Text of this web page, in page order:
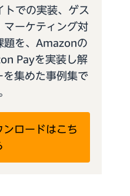
トでの実装、ゲス
マーケティング対
題を、Amazonの
Payを実装し解
集めた事例集で
ロードはこち